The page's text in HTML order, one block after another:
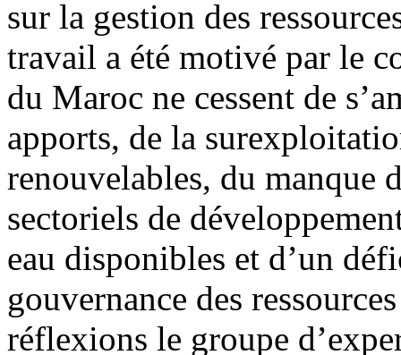
sur la gestion des
travail a été motivé par le
du Maroc ne cessent de
apports, de la
renouvelables, du manque
sectoriels de
eau disponibles et d’un
gouvernance des
réflexions le groupe